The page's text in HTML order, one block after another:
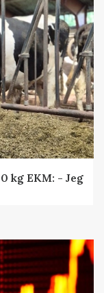
kg EKM: - Jeg